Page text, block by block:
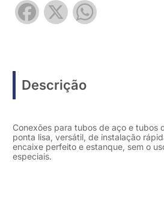
Facebook
X
Descrição
Conexões para tubos de aço e tubos
ponta lisa, versátil, de instalação
encaixe perfeito e estanque, sem o
especiais.